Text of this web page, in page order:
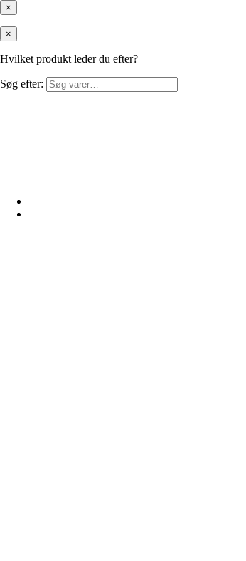
×
×
Hvilket produkt leder du efter?
Søg efter: